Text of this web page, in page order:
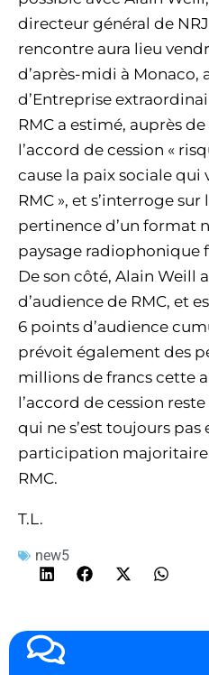
directeur général de
rencontre aura lieu
d’après-midi à Monaco,
d’Entreprise
RMC a estimé, auprès
l’accord de cession «
cause la paix sociale qui
RMC », et s’interroge
pertinence d’un format
paysage radiophonique
De son côté, Alain Weill
d’audience de RMC, et
6 points d’audience
prévoit également des
millions de francs cette
l’accord de cession reste
qui ne s’est toujours
participation majoritaire
RMC.
T.L.
new5